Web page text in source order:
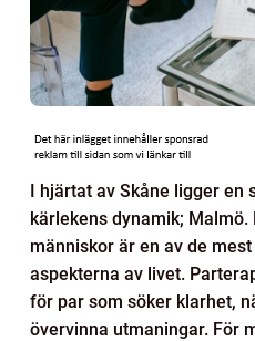
I hjärtat av Skåne ligger en
kärlekens dynamik;
människor är en av de
aspekterna av livet.
för par som söker klarhet,
övervinna utmaningar. För